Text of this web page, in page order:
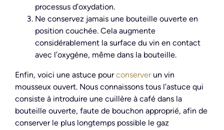
processus d’oxydation.
Ne conservez jamais une bouteille ouverte en
position couchée. Cela augmente
considérablement la surface du vin en contact
avec l’oxygène, même dans la bouteille.
Enfin, voici une astuce pourconserverun vin
mousseux ouvert. Nous connaissons tous l’astuce qui
consiste à introduire une cuillère à café dans la
bouteille ouverte, faute de bouchon approprié, afin de
conserver le plus longtemps possible le gaz